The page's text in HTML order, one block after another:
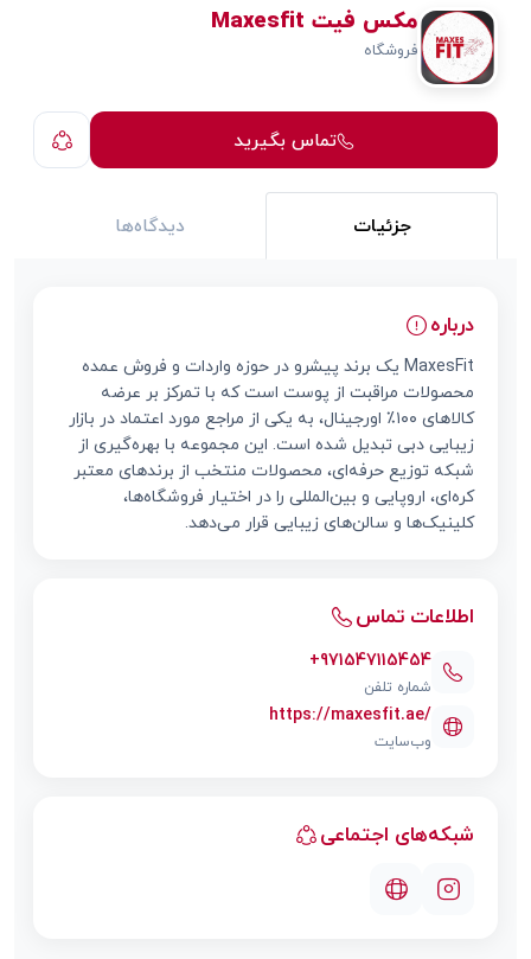
مکس فیت Maxesfit
فروشگاه
تماس بگیرید
جزئیات دیدگاه‌ها
درباره
MaxesFit یک برند پیشرو در حوزه واردات و فروش عمده
محصولات مراقبت از پوست است که با تمرکز بر عرضه
کالاهای ۱۰۰٪ اورجینال، به یکی از مراجع مورد اعتماد در بازار
زیبایی دبی تبدیل شده است. این مجموعه با بهره‌گیری از
شبکه توزیع حرفه‌ای، محصولات منتخب از برندهای معتبر
کره‌ای، اروپایی و بین‌المللی را در اختیار فروشگاه‌ها،
کلینیک‌ها و سالن‌های زیبایی قرار می‌دهد.
اطلاعات تماس
+971547115454
شماره تلفن
https://maxesfit.ae/
وب‌سایت
شبکه‌های اجتماعی